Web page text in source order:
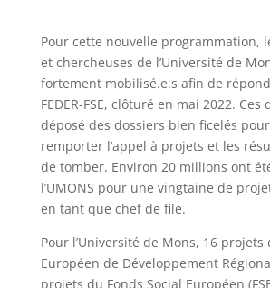
Pour cette nouvelle programmation,
et chercheuses de l’Université de
fortement mobilisé.e.s afin de
FEDER-FSE, clôturé en mai 2022.
déposé des dossiers bien ficelés
remporter l’appel à projets et les
de tomber. Environ 20 millions ont
l’UMONS pour une vingtaine de
en tant que chef de file.
Pour l’Université de Mons, 16 projets
Européen de Développement
projets du Fonds Social Européen